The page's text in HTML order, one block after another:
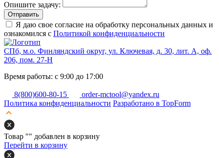
Опишите задачу:
Отправить
Я даю свое согласие на обработку персональных данных и
ознакомился с Политикой конфиденциальности
СПб, м.о. Финляндский округ, ул. Ключевая, д. 30, лит. А, оф.
206, пом. 27-Н
Время работы: с 9:00 до 17:00
8(800)600-80-15
order-mctool@yandex.ru
Политика конфиденциальности Разработано в TopForm
Товар "" добавлен в корзину
Перейти в корзину